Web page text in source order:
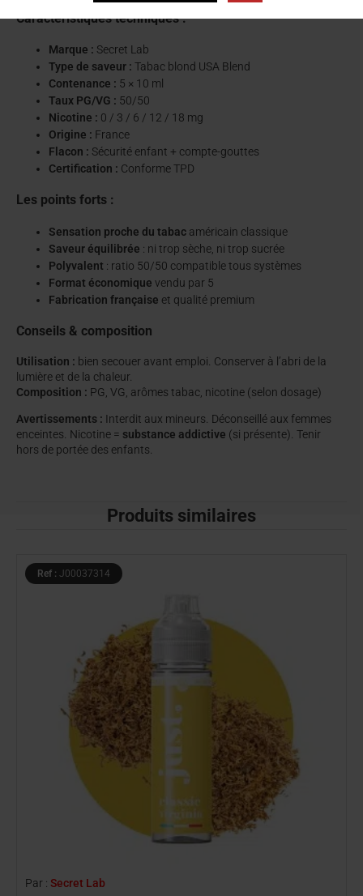
Caractéristiques techniques :
Marque : Secret Lab
Type de saveur : Tabac blond USA Blend
Contenance : 5 × 10 ml
Taux PG/VG : 50/50
Nicotine : 0 / 3 / 6 / 12 / 18 mg
Origine : France
Flacon : Sécurité enfant + compte-gouttes
Certification : Conforme TPD
Les points forts :
Sensation proche du tabac américain classique
Saveur équilibrée : ni trop sèche, ni trop sucrée
Polyvalent : ratio 50/50 compatible tous systèmes
Format économique vendu par 5
Fabrication française et qualité premium
Conseils & composition
Utilisation : bien secouer avant emploi. Conserver à l’abri de la
lumière et de la chaleur.
Composition : PG, VG, arômes tabac, nicotine (selon dosage)
Avertissements : Interdit aux mineurs. Déconseillé aux femmes
enceintes. Nicotine = substance addictive (si présente). Tenir
hors de portée des enfants.
Produits similaires
Ref : J00037314
Par : Secret Lab